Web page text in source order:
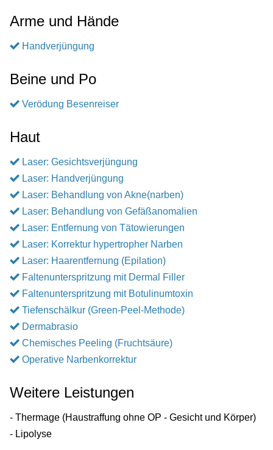
Arme und Hände
Handverjüngung
Beine und Po
Verödung Besenreiser
Haut
Laser: Gesichtsverjüngung
Laser: Handverjüngung
Laser: Behandlung von Akne(narben)
Laser: Behandlung von Gefäßanomalien
Laser: Entfernung von Tätowierungen
Laser: Korrektur hypertropher Narben
Laser: Haarentfernung (Epilation)
Faltenunterspritzung mit Dermal Filler
Faltenunterspritzung mit Botulinumtoxin
Tiefenschälkur (Green-Peel-Methode)
Dermabrasio
Chemisches Peeling (Fruchtsäure)
Operative Narbenkorrektur
Weitere Leistungen
- Thermage (Haustraffung ohne OP - Gesicht und Körper)
- Lipolyse